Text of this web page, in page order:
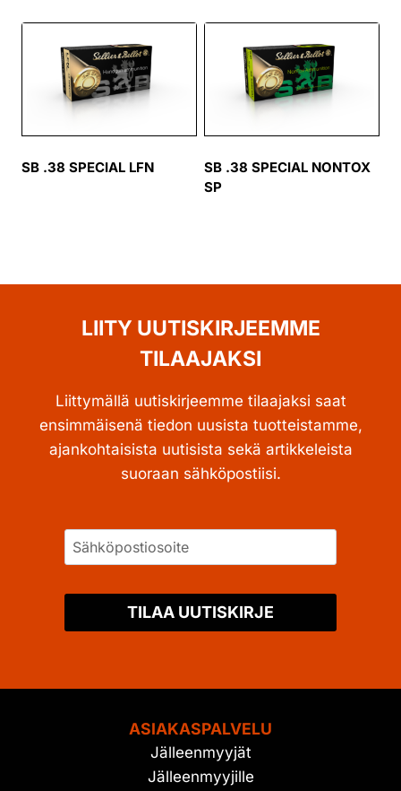
SB .38 SPECIAL LFN
SB .38 SPECIAL NONTOX
SP
LIITY UUTISKIRJEEMME
TILAAJAKSI
Liittymällä uutiskirjeemme tilaajaksi saat
ensimmäisenä tiedon uusista tuotteistamme,
ajankohtaisista uutisista sekä artikkeleista
suoraan sähköpostiisi.
TILAA UUTISKIRJE
ASIAKASPALVELU
Jälleenmyyjät
Jälleenmyyjille